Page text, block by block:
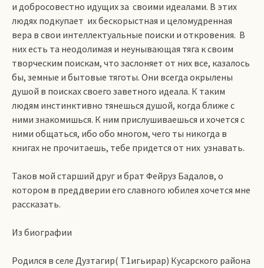
и добросовестно идущих за своими идеалами. В этих
людях подкупает их бескорыстная и целомудренная
вера в свои интеллектуальные поиски и откровения. В
них есть та неодолимая и неунывающая тяга к своим
творческим поискам, что заслоняет от них все, казалось
бы, земные и бытовые тяготы. Они всегда окрылены
душой в поисках своего заветного идеала. К таким
людям инстинктивно тянешься душой, когда ближе с
ними знакомишься. К ним прислушиваешься и хочется с
ними общаться, ибо обо многом, чего ты никогда в
книгах не прочитаешь, тебе придется от них узнавать.
Таков мой старший друг и брат Фейруз Бадалов, о
котором в преддверии его славного юбилея хочется мне
рассказать.
Из биографии
Родился в селе Дузтагир( Т1игьирар) Кусарского района